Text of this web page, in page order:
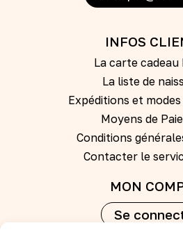
INFOS
La carte cadeau
La liste de
Expéditions et
Moyens de
Conditions
Contacter le
MON
Se